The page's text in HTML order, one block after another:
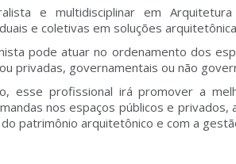
e multidisciplinar em
e coletivas em soluções
pode atuar no ordenamento dos
privadas, governamentais ou não
esse profissional irá promover a
nos espaços públicos e
patrimônio arquitetônico e com a